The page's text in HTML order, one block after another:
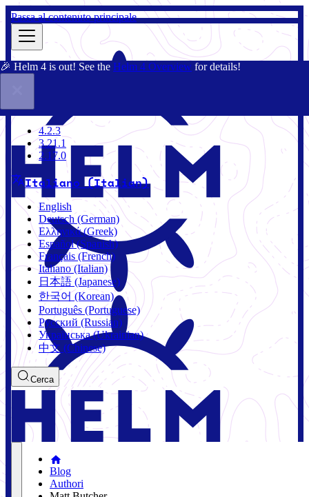
Passa al contenuto principale
🎉 Helm 4 is out! See the Helm 4 Overview for details!
4.2.3
4.2.3
3.21.1
2.17.0
Italiano (Italian)
English
Deutsch (German)
Ελληνικά (Greek)
Español (Spanish)
Français (French)
Italiano (Italian)
日本語 (Japanese)
한국어 (Korean)
Português (Portuguese)
Русский (Russian)
Українська (Ukrainian)
中文 (Chinese)
Cerca
Blog
Authori